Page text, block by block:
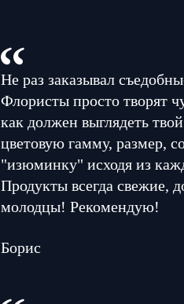
Не раз заказывал
Флористы просто творят
как должен выглядеть
цветовую гамму, размер,
"изюминку" исходя из
Продукты всегда свежие,
молодцы! Рекомендую!
Борис